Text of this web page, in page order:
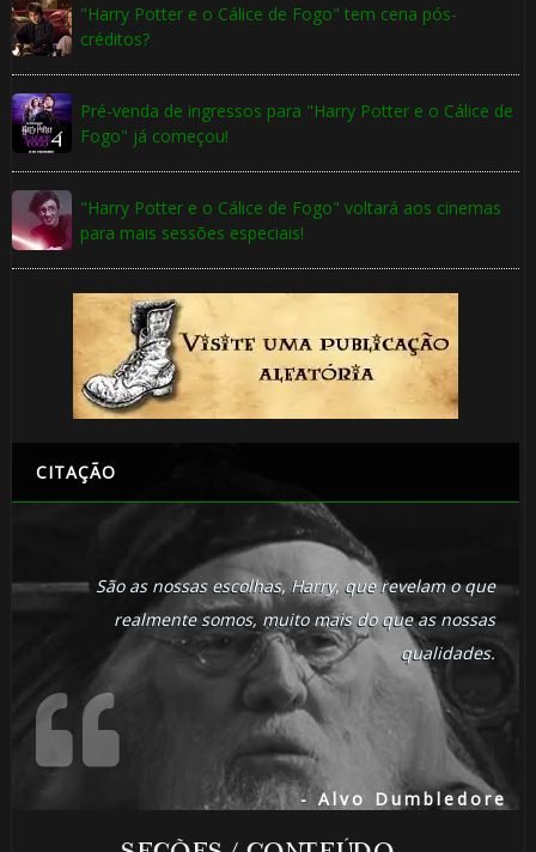
"Harry Potter e o Cálice de Fogo" tem cena pós-
créditos?
Pré-venda de ingressos para "Harry Potter e o Cálice de
Fogo" já começou!
"Harry Potter e o Cálice de Fogo" voltará aos cinemas
para mais sessões especiais!
CITAÇÃO
São as nossas escolhas, Harry, que revelam o que
realmente somos, muito mais do que as nossas
qualidades.
- Alvo Dumbledore